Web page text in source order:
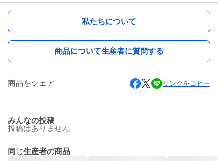
私たちについて
商品について生産者に質問する
商品をシェア リンクをコピー
みんなの投稿
投稿はありません
同じ生産者の商品